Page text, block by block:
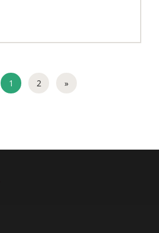
1 2 »